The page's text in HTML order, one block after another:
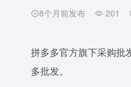
8个月前发布 201
拼多多官方旗下采购批
多批发。